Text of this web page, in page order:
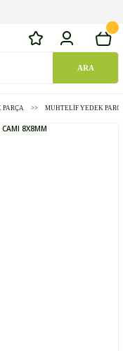
ARA
PARÇA MUHTELİF YEDEK